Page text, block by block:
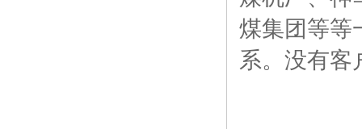
煤集团等等
系。没有客